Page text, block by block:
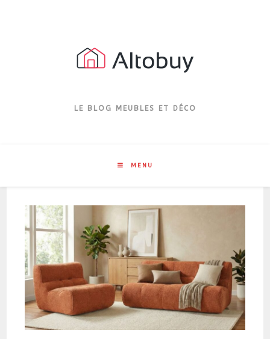
LE BLOG MEUBLES ET DÉCO
MENU